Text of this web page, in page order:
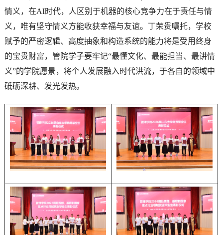
情义，在AI时代，人区别于机器的核心竞争力在于责任与情
义，唯有坚守情义方能收获幸福与友谊。丁荣贵嘱托，学校
赋予的严密逻辑、高度抽象和构造系统的能力将是受用终身
的宝贵财富，管院学子要牢记“最懂文化、最能担当、最讲情
义”的学院愿景，将个人发展融入时代洪流，于各自的领域中
砥砺深耕、发光发热。